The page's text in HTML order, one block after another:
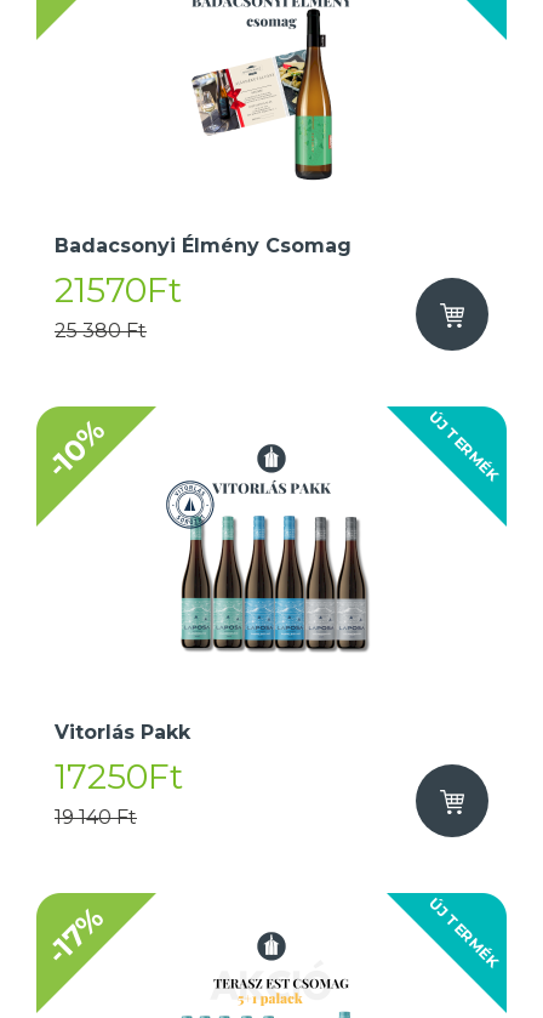
Badacsonyi Élmény Csomag
21570Ft
25 380 Ft
ÚJ TERMÉK
-10%
Vitorlás Pakk
17250Ft
19 140 Ft
ÚJ TERMÉK
-17%